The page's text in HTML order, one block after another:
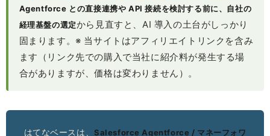
Agentforce との直接連携や API 接続を検討する前に、自社の
経理基盤の選定から見直すと、AI 導入の土台がしっかり
固まります。※ 当サイトはアフィリエイトリンクを含み
ます（リンク先での購入で当社に紹介料が発生する場
合がありますが、価格は変わりません）。
はてなベースは、Salesforce Agentforce / マネーフォワ